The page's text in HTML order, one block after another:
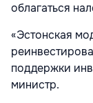
облагаться
«Эстонская
поддержки
министр.